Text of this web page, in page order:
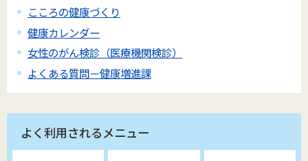
こころの健康づくり
健康カレンダー
女性のがん検診（医療機関検診）
よくある質問－健康増進課
よく利用されるメニュー